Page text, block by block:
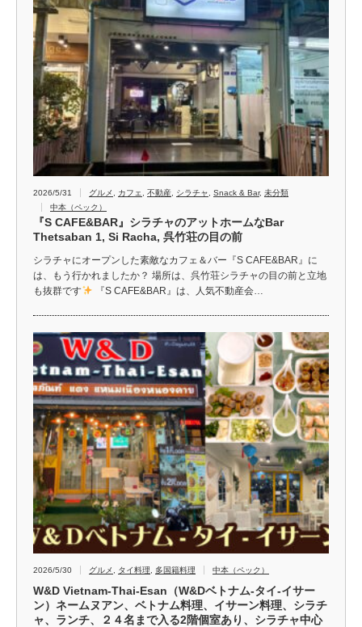
2026/5/31 グルメ カフェ 不動産 シラチャ Snack & Bar, 未分類
中本（ペック）
『S CAFE&BAR』シラチャのアットホームなBar
Thetsaban 1, Si Racha, 呉竹荘の目の前
シラチャにオープンした素敵なカフェ＆バー『S CAFE&BAR』に
は、もう行かれましたか？ 場所は、呉竹荘シラチャの目の前と立地
も抜群です
『S CAFE&BAR』は、人気不動産会…
2026/5/30 グルメ タイ料理 多国籍料理 中本（ペック）
W&D Vietnam-Thai-Esan（W&Dベトナム-タイ-イサー
ン）ネームヌアン、ベトナム料理、イサーン料理、シラチ
ャ、ランチ、２４名まで入る2階個室あり、シラチャ中心